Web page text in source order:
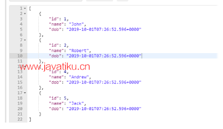
throw new UserNotFoundException("id: "+ id);
return user;
//method that delete a user resource
//if the user deleted successfully it returns status 200
OK otherwise 404 Not Found
@DeleteMapping("/users/{id}")
public void deleteUser(@PathVariable int id)
{
User user= service.deleteById(id);
if(user==null)
//runtime exception
throw new UserNotFoundException("id: "+ id);